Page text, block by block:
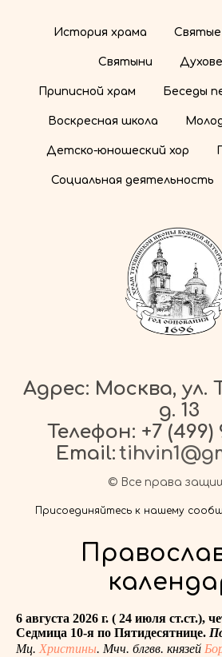
История храма Святые
Святыни
Приписной храм Беседы
Воскресная школа
Детско-юношеский хор
Социальная деятельность
Адрес: Москва, ул.
д. 13
Телефон: +7 (499)
Email:
© Все права
Присоединяйтесь к нашему
6 августа 2026 г. ( 24 июля ст.ст.),
Седмица 10-я по Пятидесятнице.
Мц. Христины. Мчч. блгвв. князей